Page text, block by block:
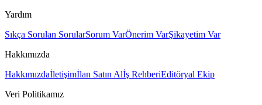
Yardım
Sıkça Sorulan SorularSorum VarÖnerim VarŞikayetim Var
Hakkımızda
Hakkımızdaİletişimİlan Satın Alİş RehberiEditöryal Ekip
Veri Politikamız